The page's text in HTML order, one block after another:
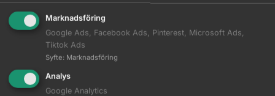
Logga in
Igora Color 10 5-0 60 ml
Logga in
Läs mer
Logga in
Marknadsföring
Google Ads, Facebook Ads, Pinterest, Microsoft Ads,
Tiktok Ads
Syfte: Marknadsföring
Analys
Google Analytics